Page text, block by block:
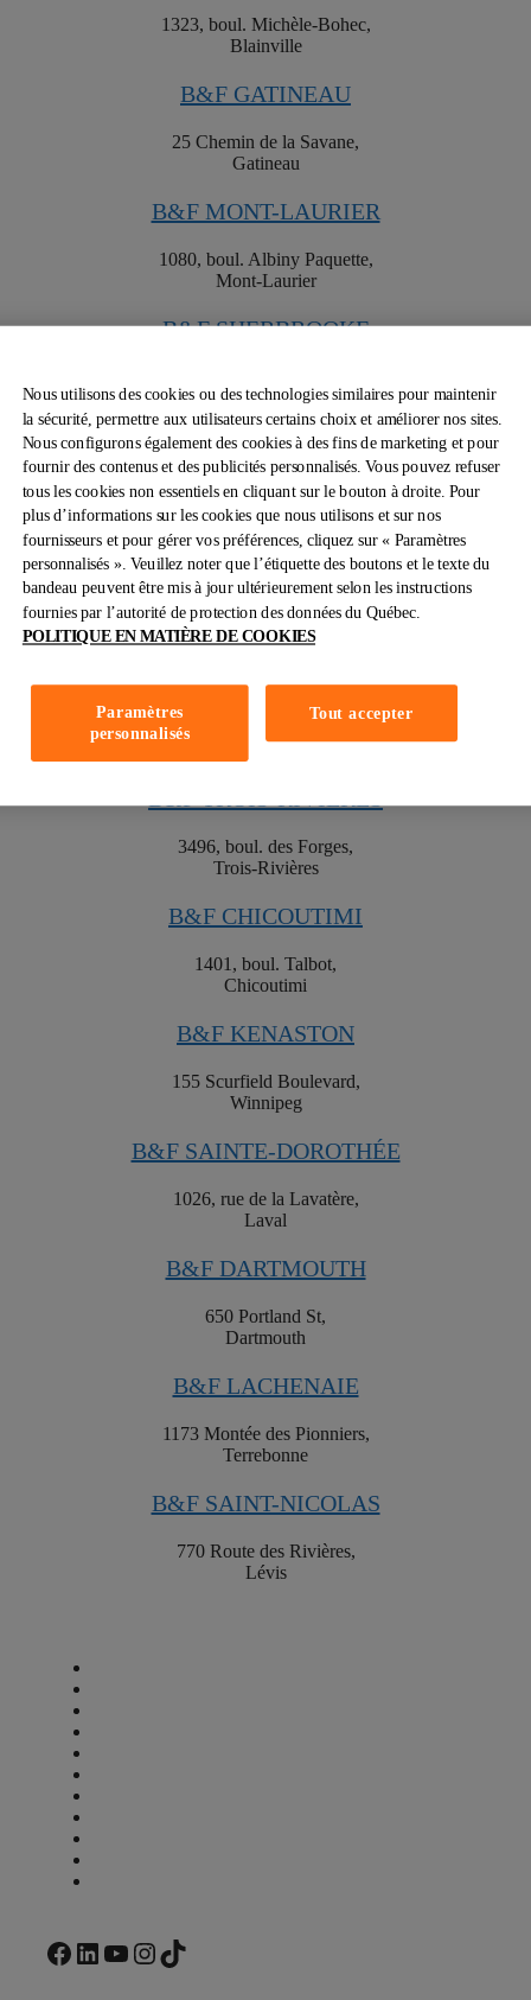
1323, boul. Michèle-Bohec,
Blainville
B&F GATINEAU
25 Chemin de la Savane,
Gatineau
B&F MONT-LAURIER
1080, boul. Albiny Paquette,
Mont-Laurier
B&F SHERBROOKE
Sherbrooke
B&F CAP-DE-LA-MADELAINE
300, rue Barkoff,
Trois-Rivières
B&F HALIFAX HEMLOCK SQUARE
26 Peakview Way,
Bedford
B&F POLO PARK
3496, boul. des Forges,
Trois-Rivières
B&F CHICOUTIMI
1401, boul. Talbot,
Chicoutimi
B&F KENASTON
155 Scurfield Boulevard,
Winnipeg
B&F SAINTE-DOROTHÉE
1026, rue de la Lavatère,
Laval
B&F DARTMOUTH
650 Portland St,
Dartmouth
B&F LACHENAIE
1173 Montée des Pionniers,
Terrebonne
B&F SAINT-NICOLAS
770 Route des Rivières,
Lévis
Facebook
LinkedIn
YouTube
Instagram
TikTok
Nous utilisons des cookies ou des technologies similaires pour maintenir
la sécurité, permettre aux utilisateurs certains choix et améliorer nos sites.
Nous configurons également des cookies à des fins de marketing et pour
fournir des contenus et des publicités personnalisés. Vous pouvez refuser
tous les cookies non essentiels en cliquant sur le bouton à droite. Pour
plus d’informations sur les cookies que nous utilisons et sur nos
fournisseurs et pour gérer vos préférences, cliquez sur « Paramètres
personnalisés ». Veuillez noter que l’étiquette des boutons et le texte du
bandeau peuvent être mis à jour ultérieurement selon les instructions
fournies par l’autorité de protection des données du Québec.
POLITIQUE EN MATIÈRE DE COOKIES
Tout accepter
Paramètres
personnalisés